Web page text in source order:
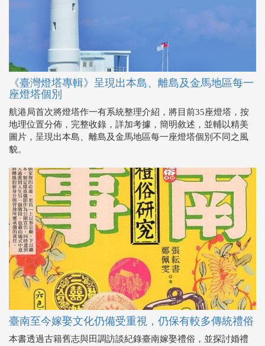
《臺灣燈塔專輯》呈現出本島、離島及金馬地區每一
座燈塔個別
航港局首次將燈塔作一有系統整理介紹，將目前35座燈塔，按
地理位置分佈，完整收錄，詳加考據，簡明敘述，並輔以精美
圖片，呈現出本島、離島及金馬地區每一座燈塔個別不同之風
貌。
臺南至今嫁娶文化仍備受重視，仍保有較多傳統禮俗
本書透過古籍舊志與田調訪談紀錄臺南嫁娶禮俗，並探討婚禮